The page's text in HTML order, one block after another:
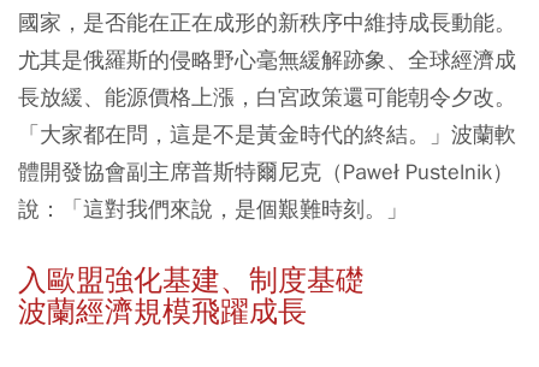
國家，是否能在正在成形的新秩序中維持成長動能。
尤其是俄羅斯的侵略野心毫無緩解跡象、全球經濟成
長放緩、能源價格上漲，白宮政策還可能朝令夕改。
「大家都在問，這是不是黃金時代的終結。」波蘭軟
體開發協會副主席普斯特爾尼克（Paweł Pustelnik）
說：「這對我們來說，是個艱難時刻。」
入歐盟強化基建、制度基礎
波蘭經濟規模飛躍成長